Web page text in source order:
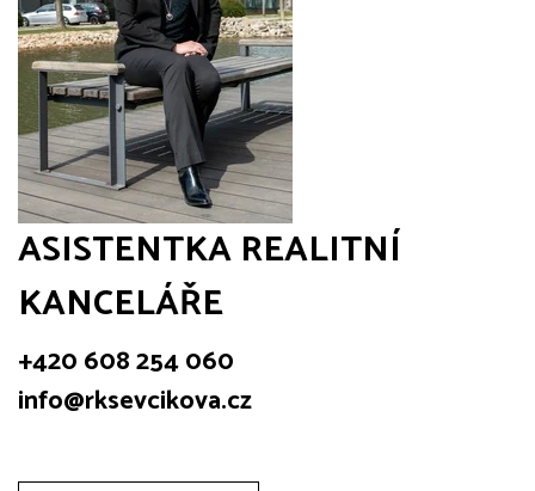
ASISTENTKA REALITNÍ
KANCELÁŘE
+420 608 254 060
info@rksevcikova.cz